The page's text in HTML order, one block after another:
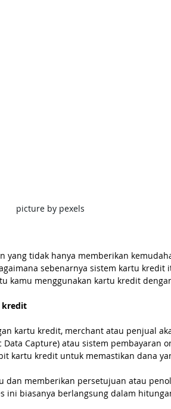
picture by pexels
yang tidak hanya memberikan
sebenarnya sistem kartu kredit
kamu menggunakan kartu kredit
kredit
kartu kredit, merchant atau penjual
Capture) atau sistem pembayaran
kartu kredit untuk memastikan dana
dan memberikan persetujuan atau
ini biasanya berlangsung dalam